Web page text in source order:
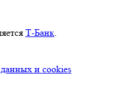
Т-Банк
и cookies